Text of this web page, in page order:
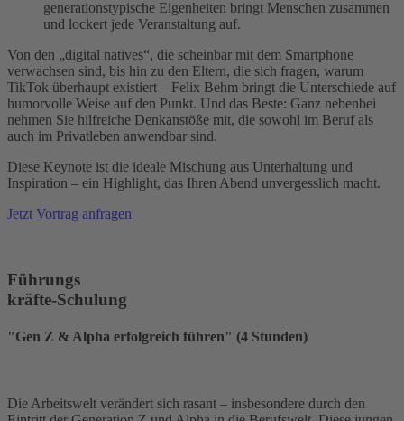
generationstypische Eigenheiten bringt Menschen zusammen
und lockert jede Veranstaltung auf.
Von den „digital natives“, die scheinbar mit dem Smartphone
verwachsen sind, bis hin zu den Eltern, die sich fragen, warum
TikTok überhaupt existiert – Felix Behm bringt die Unterschiede auf
humorvolle Weise auf den Punkt. Und das Beste: Ganz nebenbei
nehmen Sie hilfreiche Denkanstöße mit, die sowohl im Beruf als
auch im Privatleben anwendbar sind.
Diese Keynote ist die ideale Mischung aus Unterhaltung und
Inspiration – ein Highlight, das Ihren Abend unvergesslich macht.
Jetzt Vortrag anfragen
Führungs
kräfte-Schulung
"Gen Z & Alpha erfolgreich führen" (4 Stunden)
Die Arbeitswelt verändert sich rasant – insbesondere durch den